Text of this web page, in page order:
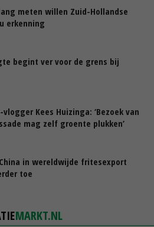
meten willen Zuid-Hollandse
erkenning
begint ver voor de grens bij
vlogger Kees Huizinga: ‘Bezoek van
mag zelf groente plukken’
in wereldwijde fritesexport
toe
MARKT.NL